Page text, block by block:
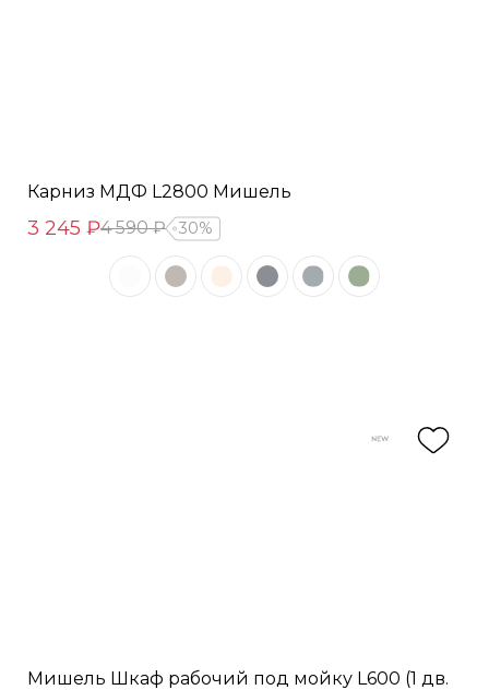
Карниз МДФ L2800 Мишель
3 245 ₽4 590 ₽ 30%
Мишель Шкаф рабочий под мойку L600 (1 дв.